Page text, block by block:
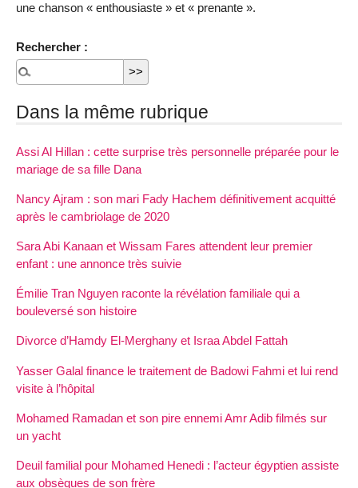
une chanson « enthousiaste » et « prenante ».
Rechercher :
Dans la même rubrique
Assi Al Hillan : cette surprise très personnelle préparée pour le
mariage de sa fille Dana
Nancy Ajram : son mari Fady Hachem définitivement acquitté
après le cambriolage de 2020
Sara Abi Kanaan et Wissam Fares attendent leur premier
enfant : une annonce très suivie
Émilie Tran Nguyen raconte la révélation familiale qui a
bouleversé son histoire
Divorce d’Hamdy El-Merghany et Israa Abdel Fattah
Yasser Galal finance le traitement de Badowi Fahmi et lui rend
visite à l’hôpital
Mohamed Ramadan et son pire ennemi Amr Adib filmés sur
un yacht
Deuil familial pour Mohamed Henedi : l’acteur égyptien assiste
aux obsèques de son frère